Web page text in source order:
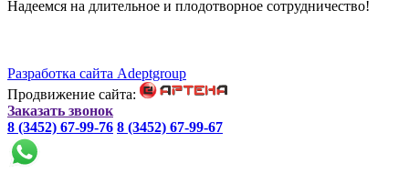
Надеемся на длительное и плодотворное сотрудничество!
Разработка сайта Adeptgroup
Продвижение сайта:
Заказать звонок
8 (3452) 67-99-76 8 (3452) 67-99-67